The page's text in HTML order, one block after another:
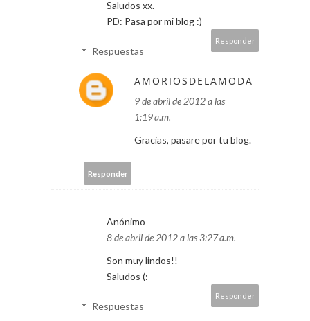
Saludos xx.
PD: Pasa por mi blog :)
Responder
Respuestas
AMORIOSDELAMODA
9 de abril de 2012 a las
1:19 a.m.
Gracias, pasare por tu blog.
Responder
Anónimo
8 de abril de 2012 a las 3:27 a.m.
Son muy lindos!!
Saludos (:
Responder
Respuestas